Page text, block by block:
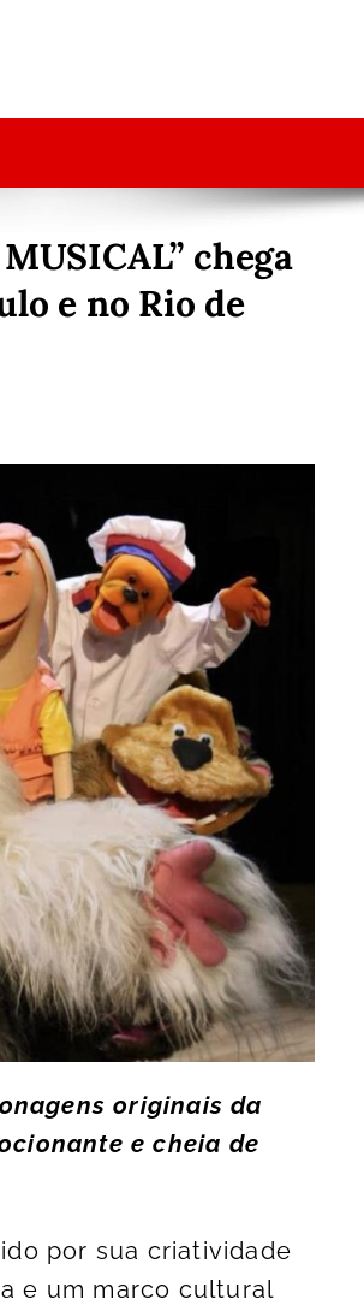
chega
e no Rio de
originais da
e cheia de
por sua criatividade
e um marco cultural